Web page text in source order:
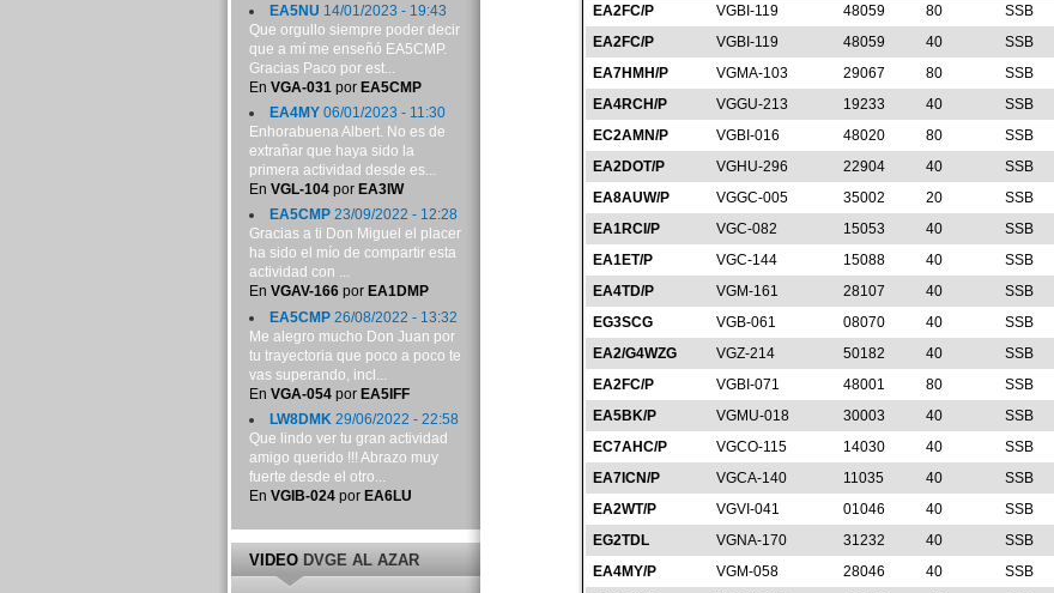
EA2FC/P
VGBI-119 48059 80 SSB
EA2FC/P
VGBI-119 48059 40 SSB
EA7HMH/P
VGMA-103 29067 80 SSB
EA4RCH/P
VGGU-213 19233 40 SSB
EC2AMN/P
VGBI-016 48020 80 SSB
EA2DOT/P
VGHU-296 22904 40 SSB
EA8AUW/P
VGGC-005 35002 20 SSB
EA1RCI/P
VGC-082 15053 40 SSB
EA1ET/P
VGC-144 15088 40 SSB
EA4TD/P
VGM-161 28107 40 SSB
EG3SCG
VGB-061 08070 40 SSB
EA2/G4WZG
VGZ-214 50182 40 SSB
EA2FC/P
VGBI-071 48001 80 SSB
EA5BK/P
VGMU-018 30003 40 SSB
EC7AHC/P
VGCO-115 14030 40 SSB
EA7ICN/P
VGCA-140 11035 40 SSB
EA2WT/P
VGVI-041 01046 40 SSB
EG2TDL
VGNA-170 31232 40 SSB
EA4MY/P
VGM-058 28046 40 SSB
EA5NU 14/01/2023 - 19:43
Que orgullo siempre poder decir
que a mí me enseñó EA5CMP.
Gracias Paco por est...
En VGA-031 por EA5CMP
EA4MY06/01/2023 - 11:30
Enhorabuena Albert. No es de
extrañar que haya sido la
primera actividad desde es...
En VGL-104por EA3IW
EA5CMP23/09/2022 - 12:28
Gracias a ti Don Miguel el placer
ha sido el mío de compartir esta
actividad con ...
En VGAV-166por EA1DMP
EA5CMP26/08/2022 - 13:32
Me alegro mucho Don Juan por
tu trayectoria que poco a poco te
vas superando, incl...
En VGA-054por EA5IFF
LW8DMK29/06/2022 - 22:58
Que lindo ver tu gran actividad
amigo querido !!! Abrazo muy
fuerte desde el otro...
En VGIB-024por EA6LU
VIDEODVGE AL AZAR